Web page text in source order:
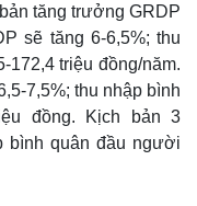
tăng trưởng GRDP
sẽ tăng 6-6,5%; thu
triệu đồng/năm.
7,5%; thu nhập bình
đồng. Kịch bản 3
bình quân đầu người